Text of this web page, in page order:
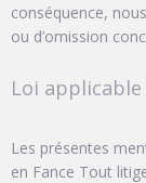
conséquence,
ou d’omission
Loi
Les présentes
en Fance Tout